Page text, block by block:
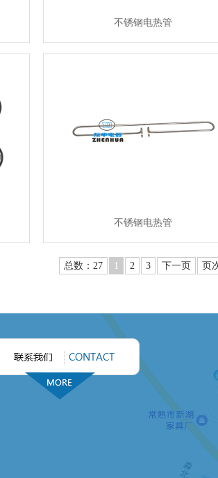
不锈钢电热管
不锈钢电热管
总数：27 1 2 3 下一页 页